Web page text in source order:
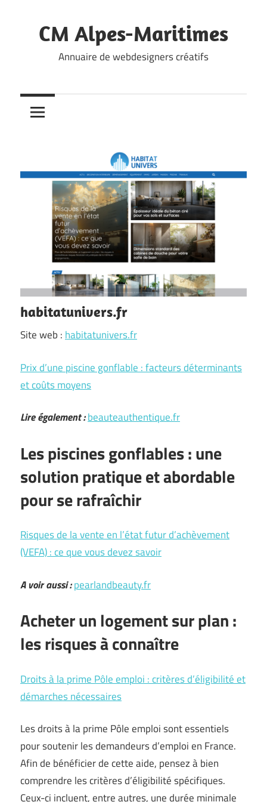
contentCM Alpes-Maritimes
Annuaire de webdesigners créatifs
habitatunivers.fr
Site web : habitatunivers.fr
Prix d’une piscine gonflable : facteurs déterminants
et coûts moyens
Lire également :beauteauthentique.fr
Les piscines gonflables : une
solution pratique et abordable
pour se rafraîchir
Risques de la vente en l’état futur d’achèvement
(VEFA) : ce que vous devez savoir
A voir aussi :pearlandbeauty.fr
Acheter un logement sur plan :
les risques à connaître
Droits à la prime Pôle emploi : critères d’éligibilité et
démarches nécessaires
Les droits à la prime Pôle emploi sont essentiels
pour soutenir les demandeurs d’emploi en France.
Afin de bénéficier de cette aide, pensez à bien
comprendre les critères d’éligibilité spécifiques.
Ceux-ci incluent, entre autres, une durée minimale